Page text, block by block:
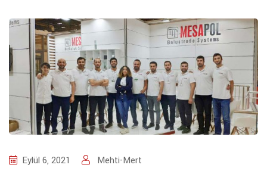
Eylül 6, 2021
Mehti-Mert